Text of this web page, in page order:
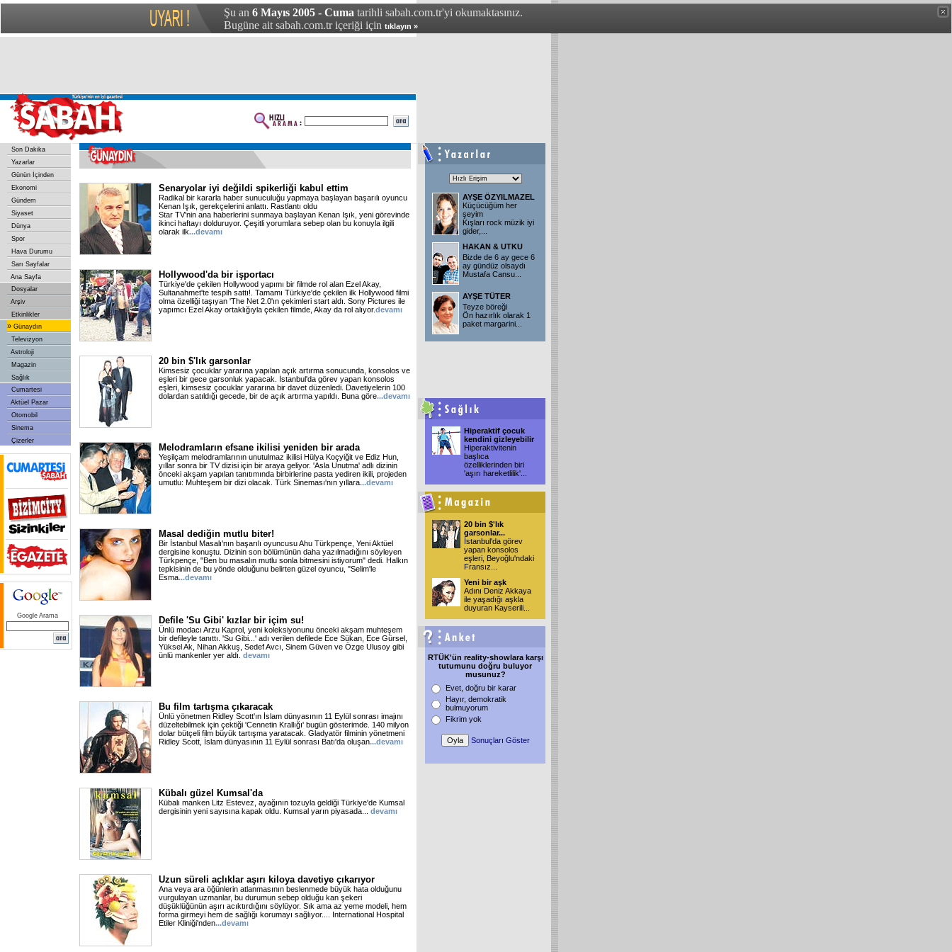
Şu an 6 Mayıs 2005 - Cuma tarihli sabah.com.tr'yi okumaktasınız.
Bugüne ait sabah.com.tr içeriği için tıklayın »
Son Dakika
Yazarlar
Günün İçinden
Ekonomi
Gündem
Siyaset
Dünya
Spor
Hava Durumu
Sarı Sayfalar
Ana Sayfa
Dosyalar
Arşiv
Etkinlikler
» Günaydın
Televizyon
Astroloji
Magazin
Sağlık
Cumartesi
Aktüel Pazar
Otomobil
Sinema
Çizerler
Google Arama
Senaryolar iyi değildi spikerliği kabul ettim
Radikal bir kararla haber sunuculuğu yapmaya başlayan başarılı oyuncu
Kenan Işık, gerekçelerini anlattı. Rastlantı oldu
Star TV'nin ana haberlerini sunmaya başlayan Kenan Işık, yeni görevinde
ikinci haftayı dolduruyor. Çeşitli yorumlara sebep olan bu konuyla ilgili
olarak ilk...devamı
Hollywood'da bir işportacı
Türkiye'de çekilen Hollywood yapımı bir filmde rol alan Ezel Akay,
Sultanahmet'te tespih sattı!. Tamamı Türkiye'de çekilen ilk Hollywood filmi
olma özelliği taşıyan 'The Net 2.0'ın çekimleri start aldı. Sony Pictures ile
yapımcı Ezel Akay ortaklığıyla çekilen filmde, Akay da rol alıyor.devamı
20 bin $'lık garsonlar
Kimsesiz çocuklar yararına yapılan açık artırma sonucunda, konsolos ve
eşleri bir gece garsonluk yapacak. İstanbul'da görev yapan konsolos
eşleri, kimsesiz çocuklar yararına bir davet düzenledi. Davetiyelerin 100
dolardan satıldığı gecede, bir de açık artırma yapıldı. Buna göre...devamı
Melodramların efsane ikilisi yeniden bir arada
Yeşilçam melodramlarının unutulmaz ikilisi Hülya Koçyiğit ve Ediz Hun,
yıllar sonra bir TV dizisi için bir araya geliyor. 'Asla Unutma' adlı dizinin
önceki akşam yapılan tanıtımında birbirlerine pasta yediren ikili, projeden
umutlu: Muhteşem bir dizi olacak. Türk Sineması'nın yıllara...devamı
Masal dediğin mutlu biter!
Bir İstanbul Masalı'nın başarılı oyuncusu Ahu Türkpençe, Yeni Aktüel
dergisine konuştu. Dizinin son bölümünün daha yazılmadığını söyleyen
Türkpençe, "Ben bu masalın mutlu sonla bitmesini istiyorum" dedi. Halkın
tepkisinin de bu yönde olduğunu belirten güzel oyuncu, "Selim'le
Esma...devamı
Defile 'Su Gibi' kızlar bir içim su!
Ünlü modacı Arzu Kaprol, yeni koleksiyonunu önceki akşam muhteşem
bir defileyle tanıttı. 'Su Gibi...' adı verilen defilede Ece Sükan, Ece Gürsel,
Yüksel Ak, Nihan Akkuş, Sedef Avcı, Sinem Güven ve Özge Ulusoy gibi
ünlü mankenler yer aldı. devamı
Bu film tartışma çıkaracak
Ünlü yönetmen Ridley Scott'ın İslam dünyasının 11 Eylül sonrası imajını
düzeltebilmek için çektiği 'Cennetin Krallığı' bugün gösterimde. 140 milyon
dolar bütçeli film büyük tartışma yaratacak. Gladyatör filminin yönetmeni
Ridley Scott, İslam dünyasının 11 Eylül sonrası Batı'da oluşan...devamı
Kübalı güzel Kumsal'da
Kübalı manken Litz Estevez, ayağının tozuyla geldiği Türkiye'de Kumsal
dergisinin yeni sayısına kapak oldu. Kumsal yarın piyasada... devamı
Uzun süreli açlıklar aşırı kiloya davetiye çıkarıyor
Ana veya ara öğünlerin atlanmasının beslenmede büyük hata olduğunu
vurgulayan uzmanlar, bu durumun sebep olduğu kan şekeri
düşüklüğünün aşırı acıktırdığını söylüyor. Sık ama az yeme modeli, hem
forma girmeyi hem de sağlığı korumayı sağlıyor.... International Hospital
Etiler Kliniği'nden...devamı
AYŞE ÖZYILMAZEL
Küçücüğüm her
şeyim
Kışları rock müzik iyi
gider,
HAKAN & UTKU
Bizde de 6 ay gece 6
ay gündüz olsaydı
Mustafa Cansu
AYŞE TÜTER
Teyze böreği
Ön hazırlık olarak 1
paket margarini
Hiperaktif çocuk
kendini gizleyebilir
Hiperaktivitenin
başlıca
özelliklerinden biri
'aşırı hareketlilik'
20 bin $'lık
garsonlar...
İstanbul'da görev
yapan konsolos
eşleri, Beyoğlu'ndaki
Fransız
Yeni bir aşk
Adını Deniz Akkaya
ile yaşadığı aşkla
duyuran Kayserili
RTÜK'ün reality-showlara karşı
tutumunu doğru buluyor
musunuz?
Evet, doğru bir karar
Hayır, demokratik
bulmuyorum
Fikrim yok
Sonuçları Göster